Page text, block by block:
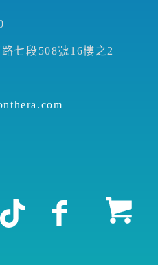
七段508號16樓之2